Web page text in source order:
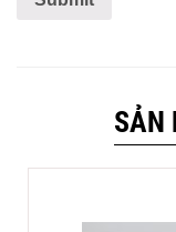
SẢN